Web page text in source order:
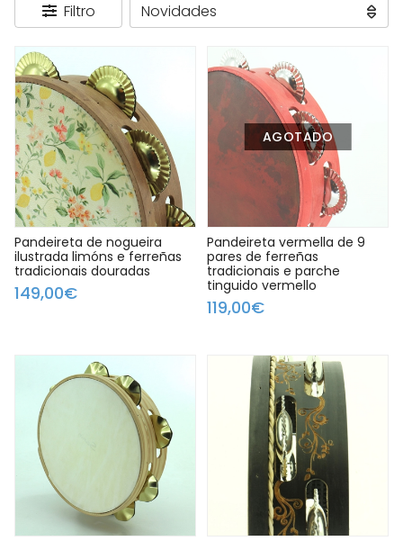
Filtro
Pandeireta de nogueira
ilustrada limóns e ferreñas
tradicionais douradas
149,00€
AGOTADO
Pandeireta vermella de 9
pares de ferreñas
tradicionais e parche
tinguido vermello
119,00€